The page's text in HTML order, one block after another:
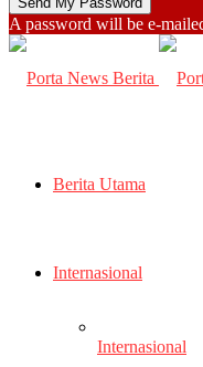
A password will be e-
Berita Utama
Internasional
Internasional